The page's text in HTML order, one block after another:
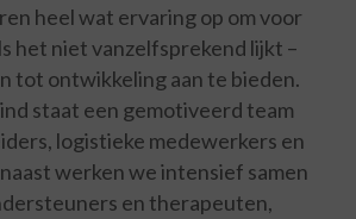
heel wat ervaring op om voor
het niet vanzelfsprekend lijkt –
tot ontwikkeling aan te bieden.
staat een gemotiveerd team
logistieke medewerkers en
werken we intensief samen
en therapeuten,